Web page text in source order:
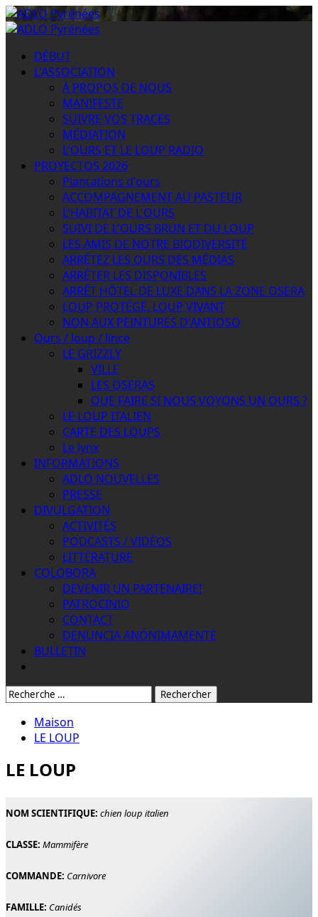
Passer
au
Menu
DÉBUT
L'ASSOCIATION
À PROPOS DE NOUS
MANIFESTE
SUIVRE VOS TRACES
MÉDIATION
L'OURS ET LE LOUP RADIO
PROYECTOS 2026
Plantations d'ours
ACCOMPAGNEMENT AU PASTEUR
L'HABITAT DE L'OURS
SUIVI DE L'OURS BRUN ET DU LOUP
LES AMIS DE NOTRE BIODIVERSITÉ
ARRÊTEZ LES OURS DES MÉDIAS
ARRÊTER LES DISPONIBLES
ARRÊT HÔTEL DE LUXE DANS LA ZONE OSERA
LOUP PROTÉGÉ, LOUP VIVANT
NON AUX PEINTURES D'ANTIOSO
Ours / loup / lince
LE GRIZZLY
VILLE
LES OSERAS
QUE FAIRE SI NOUS VOYONS UN OURS ?
LE LOUP ITALIEN
CARTE DES LOUPS
Le lynx
INFORMATIONS
ADLO NOUVELLES
PRESSE
DIVULGATION
ACTIVITÉS
PODCASTS / VIDÉOS
LITTÉRATURE
COLOBORA
DEVENIR UN PARTENAIRE!
PATROCINIO
CONTACT
DENUNCIA ANÓNIMAMENTE
BULLETIN
Rechercher:
Maison
LE LOUP
LE LOUP
NOM SCIENTIFIQUE: chien loup italien
CLASSE: Mammifère
COMMANDE: Carnivore
FAMILLE: Canidés